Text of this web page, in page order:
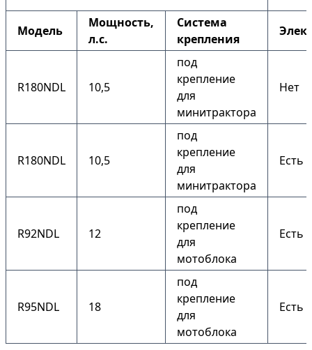
Модель
Мощность,
л.с.
Система
крепления
R180NDL 10,5
под
крепление
для
минитрактора
Нет
R180NDL 10,5
под
крепление
для
минитрактора
Есть
R92NDL 12
под
крепление
для
мотоблока
Есть
R95NDL 18
под
крепление
для
мотоблока
Есть